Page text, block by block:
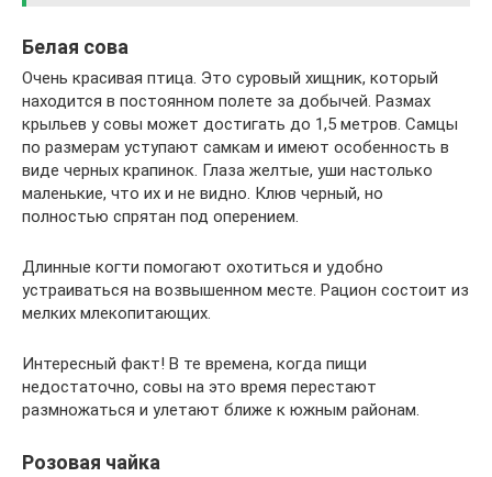
Белая сова
Очень красивая птица. Это суровый хищник, который
находится в постоянном полете за добычей. Размах
крыльев у совы может достигать до 1,5 метров. Самцы
по размерам уступают самкам и имеют особенность в
виде черных крапинок. Глаза желтые, уши настолько
маленькие, что их и не видно. Клюв черный, но
полностью спрятан под оперением.
Длинные когти помогают охотиться и удобно
устраиваться на возвышенном месте. Рацион состоит из
мелких млекопитающих.
Интересный факт! В те времена, когда пищи
недостаточно, совы на это время перестают
размножаться и улетают ближе к южным районам.
Розовая чайка